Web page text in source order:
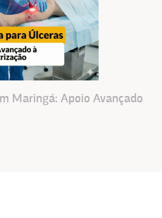
Maringá: Apoio Avançado